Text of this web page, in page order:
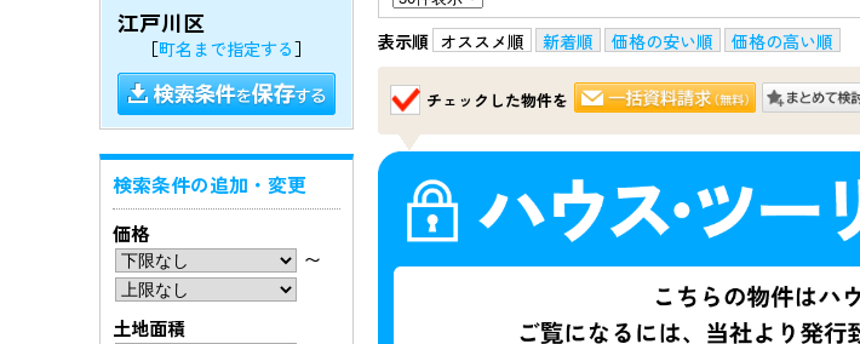
表示順 オススメ順 新着順 価格の安い順 価格の高い順
チェックした物件を
江戸川区
［町名まで指定する］
検索条件の追加・変更
価格
〜
土地面積